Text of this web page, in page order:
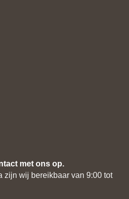
met ons op.
zijn wij bereikbaar van 9:00 tot